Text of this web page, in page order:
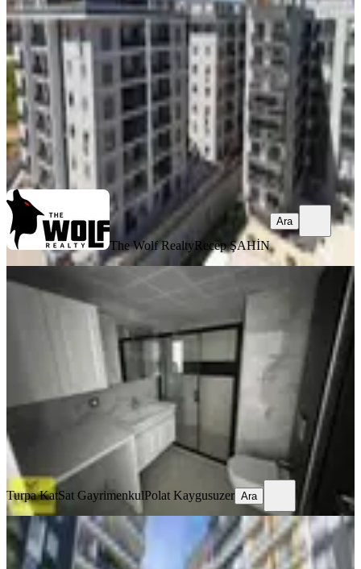
Menemen, Gazi Mahallesi
· 125 m² 4. Kat·01.06.2026
6.400.000 ₺
The Wolf Realty Recep ŞAHİN
Ara
The Wolf RealtyRecep ŞAHİN
Ara
Menemen Koyunderede Satılık 3+1
Kullanışlı Ferah Daire
Menemen, Gazi Mahallesi
3+1· 120 m² ·2. Kat·25.05.2026
6.250.000 ₺
Turpa KatSat Gayrimenkul Polat Kaygusuzer
Ara
Turpa KatSat GayrimenkulPolat Kaygusuzer Ara
SİTE İÇİ
Menemen'de Doğa Ve Deniz
Manzaralı Satılık 3+1 Daire